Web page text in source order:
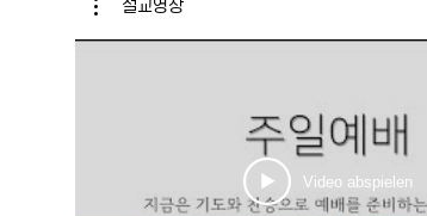
설교영상
Video abspielen